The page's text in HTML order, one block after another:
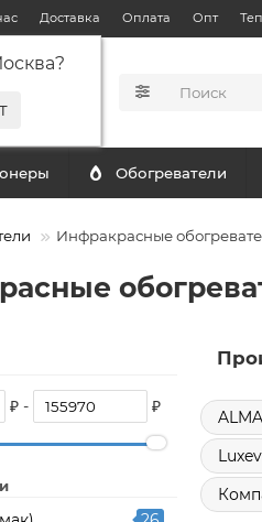
?
Доставка Оплата Опт
Обогреватели
Инфракрасные
₽ - ₽